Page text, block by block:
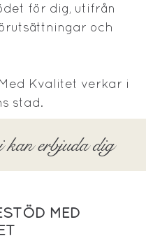
för dig, utifrån
och
Kvalitet verkar i
stad.
kan erbjuda dig
MED